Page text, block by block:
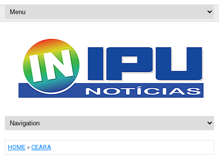
HOME » CEARA